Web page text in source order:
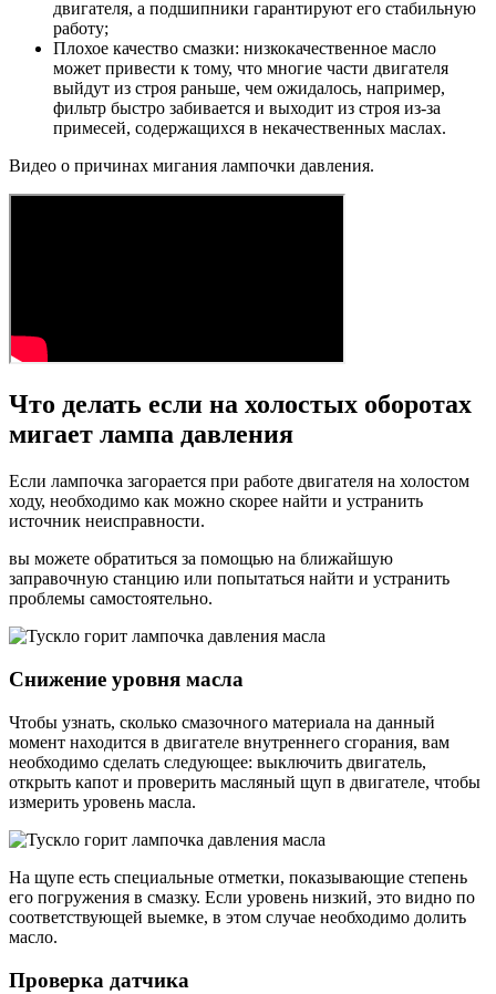
двигателя, а подшипники гарантируют его стабильную
работу;
Плохое качество смазки: низкокачественное масло
может привести к тому, что многие части двигателя
выйдут из строя раньше, чем ожидалось, например,
фильтр быстро забивается и выходит из строя из-за
примесей, содержащихся в некачественных маслах.
Видео о причинах мигания лампочки давления.
Что делать если на холостых оборотах
мигает лампа давления
Если лампочка загорается при работе двигателя на холостом
ходу, необходимо как можно скорее найти и устранить
источник неисправности.
вы можете обратиться за помощью на ближайшую
заправочную станцию ​​или попытаться найти и устранить
проблемы самостоятельно.
Снижение уровня масла
Чтобы узнать, сколько смазочного материала на данный
момент находится в двигателе внутреннего сгорания, вам
необходимо сделать следующее: выключить двигатель,
открыть капот и проверить масляный щуп в двигателе, чтобы
измерить уровень масла.
На щупе есть специальные отметки, показывающие степень
его погружения в смазку. Если уровень низкий, это видно по
соответствующей выемке, в этом случае необходимо долить
масло.
Проверка датчика